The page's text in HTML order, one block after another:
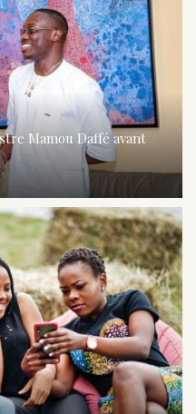
Mamou Daffé avant